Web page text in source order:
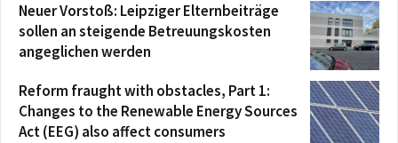
Neuer Vorstoß: Leipziger Elternbeiträge
sollen an steigende Betreuungskosten
angeglichen werden
Reform fraught with obstacles, Part 1:
Changes to the Renewable Energy Sources
Act (EEG) also affect consumers